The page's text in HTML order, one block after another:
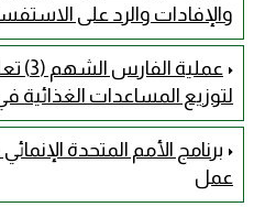
والإفادات والرد على
لتوزيع المساعدات الغذائية
عمل